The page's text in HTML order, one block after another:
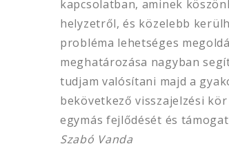
kapcsolatban, aminek
helyzetről, és közelebb
probléma lehetséges
meghatározása nagyban
tudjam valósítani majd a
bekövetkező visszajelzési
egymás fejlődését és
Szabó Vanda